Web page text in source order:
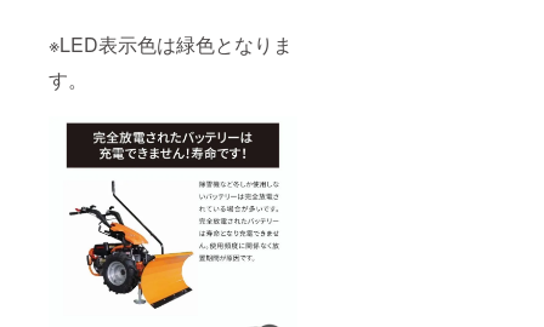
※LED表示色は緑色となりま
す。